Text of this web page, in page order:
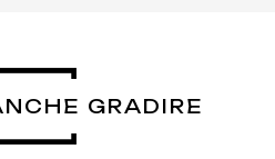
GRADIRE